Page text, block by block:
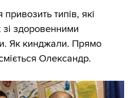
типів, які
зі здоровенними
Як кинджали. Прямо
Олександр.